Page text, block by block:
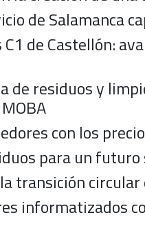
de Salamanca
de Castellón:
residuos y
con los
para un
transición circular
informatizados